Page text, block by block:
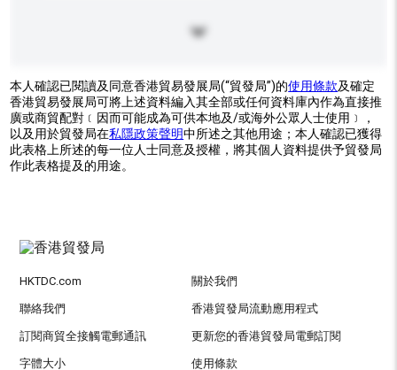
本人確認已閱讀及同意香港貿易發展局(“貿發局”)的使用條款及確定
香港貿易發展局可將上述資料編入其全部或任何資料庫內作為直接推
廣或商貿配對﹝因而可能成為可供本地及/或海外公眾人士使用﹞，
以及用於貿發局在私隱政策聲明中所述之其他用途；本人確認已獲得
此表格上所述的每一位人士同意及授權，將其個人資料提供予貿發局
作此表格提及的用途。
HKTDC.com 關於我們
聯絡我們 香港貿發局流動應用程式
訂閱商貿全接觸電郵通訊 更新您的香港貿發局電郵訂閱
字體大小 使用條款